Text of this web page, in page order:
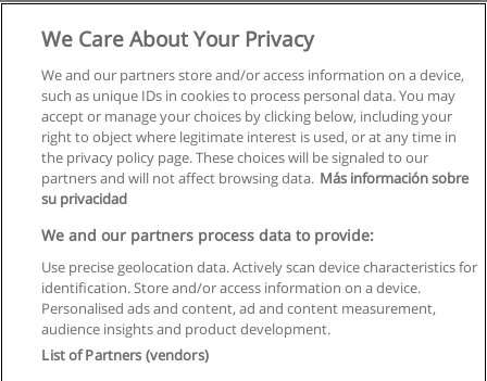
Sayfa1-2
Kullanım koşulları
Gizlilik politikası
İletişim Educaedu
Copyright © Educaedu Business S.L. - CIF : B-95610580: -
We Care About Your Privacy
We and our partners store and/or access information on a device,
such as unique IDs in cookies to process personal data. You may
accept or manage your choices by clicking below, including your
right to object where legitimate interest is used, or at any time in
the privacy policy page. These choices will be signaled to our
partners and will not affect browsing data. Más información sobre
su privacidad
We and our partners process data to provide:
Use precise geolocation data. Actively scan device characteristics for
identification. Store and/or access information on a device.
Personalised ads and content, ad and content measurement,
audience insights and product development.
List of Partners (vendors)